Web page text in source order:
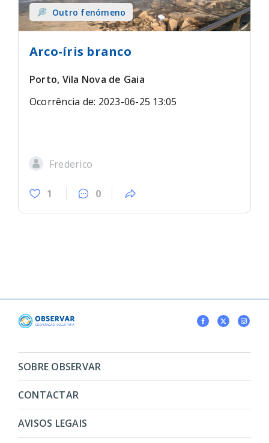
Outro fenómeno
Arco-íris branco
Porto, Vila Nova de Gaia
Ocorrência de: 2023-06-25 13:05
Frederico
1 0
SOBRE OBSERVAR
CONTACTAR
AVISOS LEGAIS